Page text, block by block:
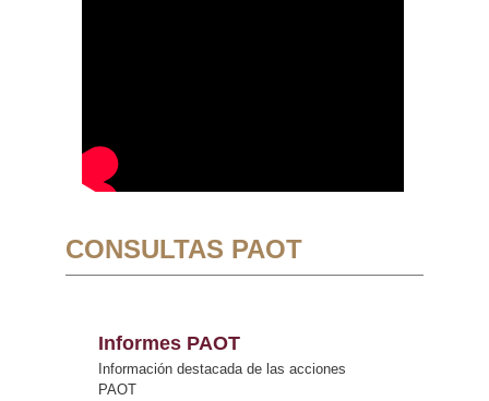
CONSULTAS PAOT
Informes PAOT
Información destacada de las acciones
PAOT